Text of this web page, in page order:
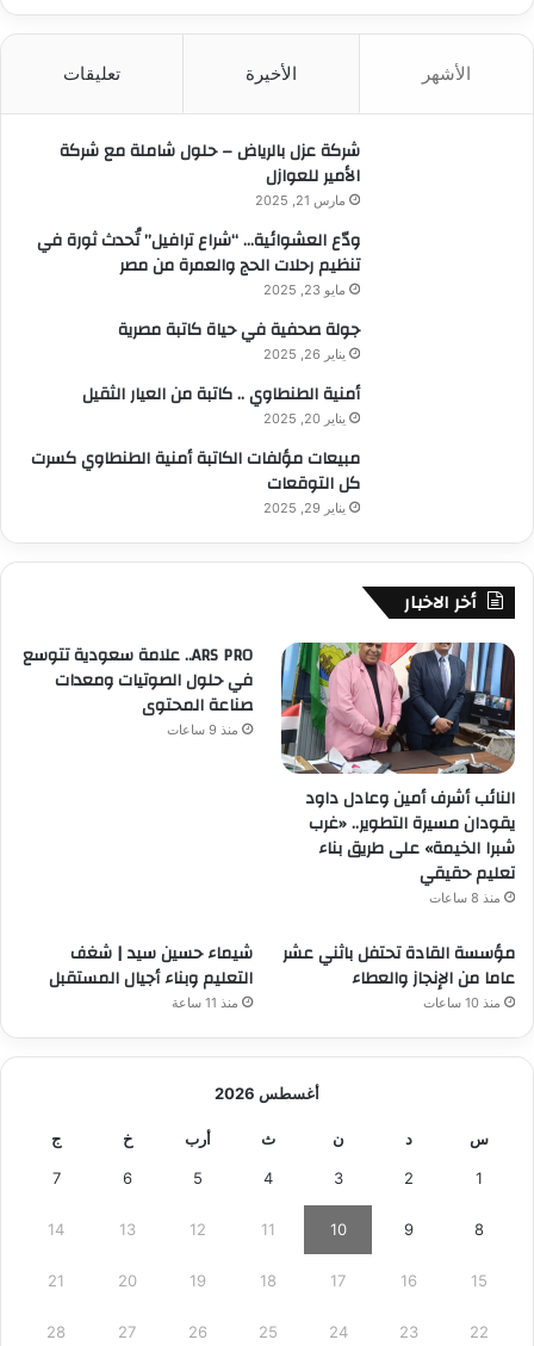
الأشهر الأخيرة تعليقات
شركة عزل بالرياض – حلول شاملة مع شركة
الأمير للعوازل
مارس 21, 2025
ودّع العشوائية… “شراع ترافيل” تُحدث ثورة في
تنظيم رحلات الحج والعمرة من مصر
مايو 23, 2025
جولة صحفية في حياة كاتبة مصرية
يناير 26, 2025
أمنية الطنطاوي .. كاتبة من العيار الثقيل
يناير 20, 2025
مبيعات مؤلفات الكاتبة أمنية الطنطاوي كسرت
كل التوقعات
يناير 29, 2025
أخر الاخبار
النائب أشرف أمين وعادل داود
يقودان مسيرة التطوير.. «غرب
شبرا الخيمة» على طريق بناء
تعليم حقيقي
منذ 8 ساعات
ARS PRO.. علامة سعودية تتوسع
في حلول الصوتيات ومعدات
صناعة المحتوى
منذ 9 ساعات
مؤسسة القادة تحتفل باثني عشر
عاما من الإنجاز والعطاء
منذ 10 ساعات
شيماء حسين سيد | شغف
التعليم وبناء أجيال المستقبل
منذ 11 ساعة
أغسطس 2026
س د ن ث أرب خ ج
1
2
3
4
5
6
7
8
9
10
11
12
13
14
15
16
17
18
19
20
21
22
23
24
25
26
27
28